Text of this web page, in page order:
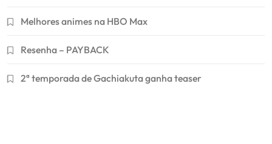
Melhores animes na HBO Max
Resenha – PAYBACK
2ª temporada de Gachiakuta ganha teaser